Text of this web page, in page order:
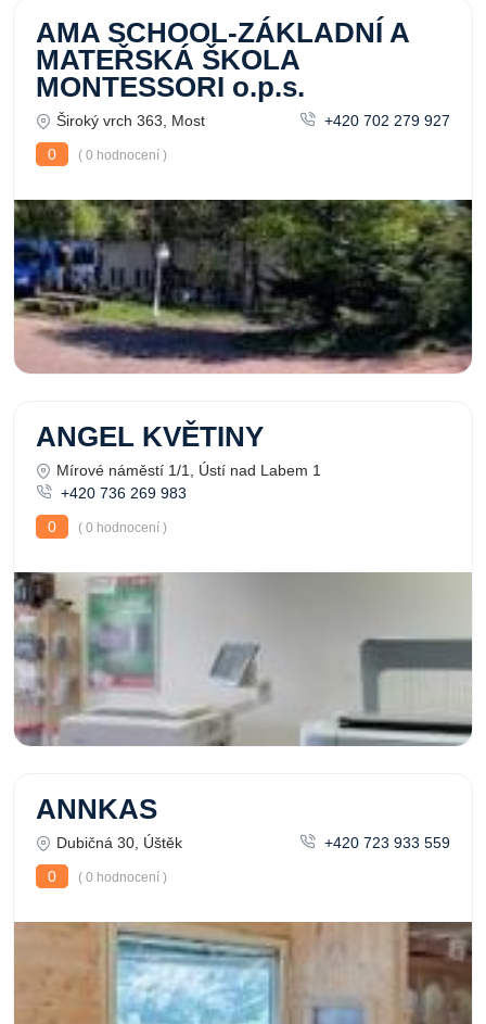
AMA SCHOOL-ZÁKLADNÍ A
MATEŘSKÁ ŠKOLA
MONTESSORI o.p.s.
Široký vrch 363, Most
+420 702 279 927
0
( 0 hodnocení )
ANGEL KVĚTINY
Mírové náměstí 1/1, Ústí nad Labem 1
+420 736 269 983
0
( 0 hodnocení )
ANNKAS
Dubičná 30, Úštěk
+420 723 933 559
0
( 0 hodnocení )